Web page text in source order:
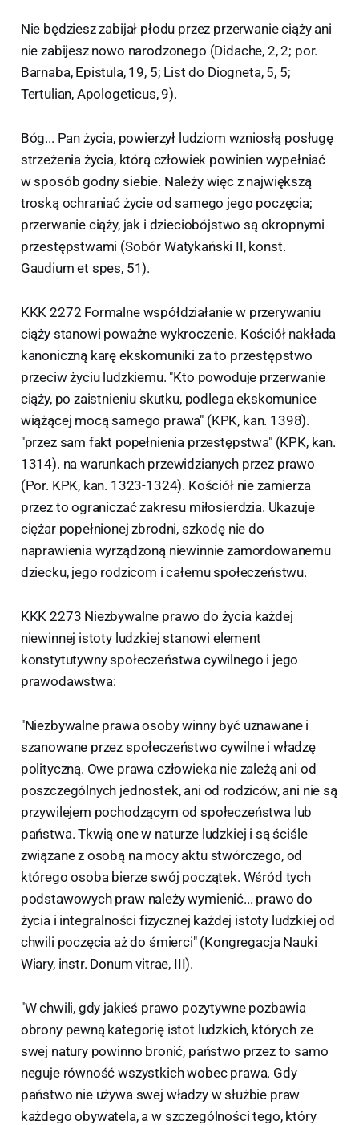
Nie będziesz zabijał płodu przez przerwanie ciąży ani
nie zabijesz nowo narodzonego (Didache, 2, 2; por.
Barnaba, Epistula, 19, 5; List do Diogneta, 5, 5;
Tertulian, Apologeticus, 9).
Bóg... Pan życia, powierzył ludziom wzniosłą posługę
strzeżenia życia, którą człowiek powinien wypełniać
w sposób godny siebie. Należy więc z największą
troską ochraniać życie od samego jego poczęcia;
przerwanie ciąży, jak i dzieciobójstwo są okropnymi
przestępstwami (Sobór Watykański II, konst.
Gaudium et spes, 51).
KKK 2272 Formalne współdziałanie w przerywaniu
ciąży stanowi poważne wykroczenie. Kościół nakłada
kanoniczną karę ekskomuniki za to przestępstwo
przeciw życiu ludzkiemu. "Kto powoduje przerwanie
ciąży, po zaistnieniu skutku, podlega ekskomunice
wiążącej mocą samego prawa" (KPK, kan. 1398).
"przez sam fakt popełnienia przestępstwa" (KPK, kan.
1314). na warunkach przewidzianych przez prawo
(Por. KPK, kan. 1323-1324). Kościół nie zamierza
przez to ograniczać zakresu miłosierdzia. Ukazuje
ciężar popełnionej zbrodni, szkodę nie do
naprawienia wyrządzoną niewinnie zamordowanemu
dziecku, jego rodzicom i całemu społeczeństwu.
KKK 2273 Niezbywalne prawo do życia każdej
niewinnej istoty ludzkiej stanowi element
konstytutywny społeczeństwa cywilnego i jego
prawodawstwa:
"Niezbywalne prawa osoby winny być uznawane i
szanowane przez społeczeństwo cywilne i władzę
polityczną. Owe prawa człowieka nie zależą ani od
poszczególnych jednostek, ani od rodziców, ani nie są
przywilejem pochodzącym od społeczeństwa lub
państwa. Tkwią one w naturze ludzkiej i są ściśle
związane z osobą na mocy aktu stwórczego, od
którego osoba bierze swój początek. Wśród tych
podstawowych praw należy wymienić... prawo do
życia i integralności fizycznej każdej istoty ludzkiej od
chwili poczęcia aż do śmierci" (Kongregacja Nauki
Wiary, instr. Donum vitrae, III).
"W chwili, gdy jakieś prawo pozytywne pozbawia
obrony pewną kategorię istot ludzkich, których ze
swej natury powinno bronić, państwo przez to samo
neguje równość wszystkich wobec prawa. Gdy
państwo nie używa swej władzy w służbie praw
każdego obywatela, a w szczególności tego, który